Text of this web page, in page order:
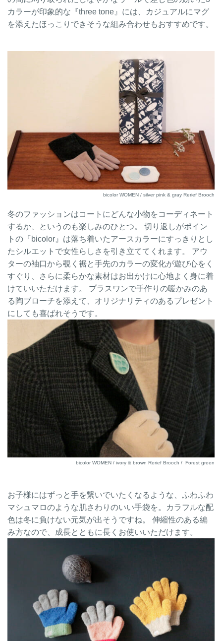
カラーが印象的な『three tone』には、カジュアルにマグ
を添えたほっこりできそうな組み合わせもおすすめです。
bicolor WOMEN / silver pink & gray Rerief Brooch
冬のファッションはコートにどんな小物をコーディネート
するか、というのも楽しみのひとつ。 切り返しがポイン
トの『bicolor』は落ち着いたアースカラーにすっきりとし
たシルエットで女性らしさを引き立ててくれます。 アウ
ターの袖口から覗く裾と手先のカラーの変化が遊び心をく
すぐり、さらに柔らかな素材はお出かけに心地よく身に着
けていいただけます。 プラスワンで手作りの暖かみのあ
る陶ブローチを添えて、オリジナリティのあるプレゼント
にしても喜ばれそうです。
bicolor WOMEN / ivory & brown Rerief Brooch / Forest green
お子様にはずっと手を繋いでいたくなるような、ふわふわ
マシュマロのような肌さわりのいい手袋を。カラフルな配
色は冬に負けない元気が出そうですね。 伸縮性のある編
み方なので、成長とともに長くお使いいただけます。